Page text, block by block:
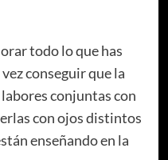
todo lo que has
conseguir que la
conjuntas con
con ojos distintos
enseñando en la